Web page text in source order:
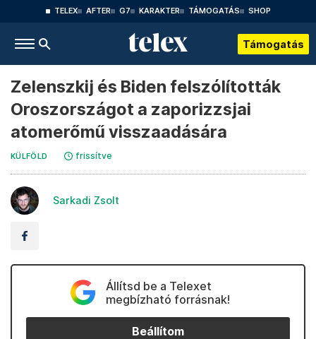
TELEX AFTER G7 KARAKTER TÁMOGATÁS SHOP
Támogatás
Zelenszkij és Biden felszólították
Oroszországot a zaporizzsjai
atomerőmű visszaadására
KÜLFÖLD frissítve
Sarkadi Zsolt
Állítsd be a Telexet
megbízható forrásnak!
Beállítom